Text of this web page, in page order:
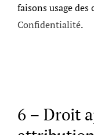
faisons usage
Confidentialité.
6 – Droit